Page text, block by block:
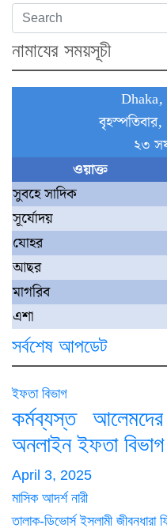
নামাযের সময়সূচী
Dhaka,
২৩
ওয়াক্ত
সুবহে সাদিক
সূর্যোদয়
যোহর
আছর
মাগরিব
এশা
সর্বশেষ আপডেট
ইফতা বিভাগ
কর্মব্যস্ত
অনলাইন ইফতা বিভাগ
April 3, 2025
মাসিক আদর্শ নারী
তালাক-ডিভোর্স ইসলামী জীবনধারা